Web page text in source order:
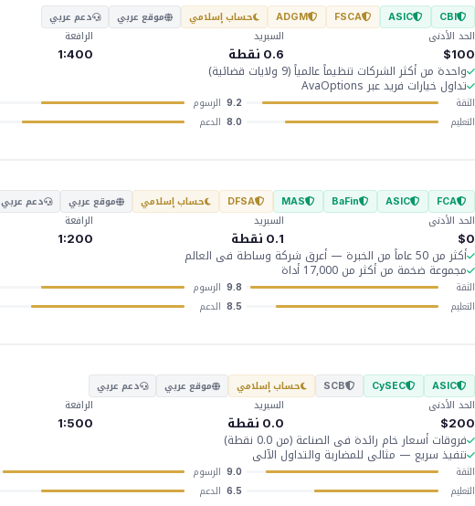
CBI
ASIC
FSCA
ADGM حساب إسلامي موقع عربي
دعم عربي
الحد الأدنى
$100
السبريد
0.6 نقطة
الرافعة
1:400
واحدة من أكثر الشركات تنظيماً عالمياً (9 ولايات قضائية)
تداول خيارات فريد عبر AvaOptions
الثقة 9.2 الرسوم
التعليم 8.0 الدعم
FCA
ASIC
BaFin
MAS
DFSA حساب إسلامي موقع عربي
دعم عربي
الحد الأدنى
$0
السبريد
0.1 نقطة
الرافعة
1:200
أكثر من 50 عاماً من الخبرة — أعرق شركة وساطة في العالم
مجموعة ضخمة من أكثر من 17,000 أداة
الثقة 9.8 الرسوم
التعليم 8.5 الدعم
ASIC
CySEC
SCB حساب إسلامي موقع عربي
دعم عربي
الحد الأدنى
$200
السبريد
0.0 نقطة
الرافعة
1:500
فروقات أسعار خام رائدة في الصناعة (من 0.0 نقطة)
تنفيذ سريع — مثالي للمضاربة والتداول الآلي
الثقة 9.0 الرسوم
التعليم 6.5 الدعم